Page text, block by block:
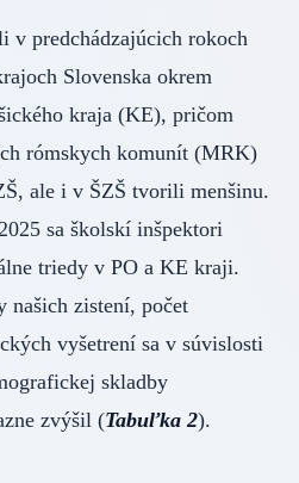
v predchádzajúcich rokoch
Slovenska okrem
kraja (KE), pričom
rómskych komunít (MRK)
ale i v ŠZŠ tvorili menšinu.
sa školskí inšpektori
triedy v PO a KE kraji.
našich zistení, počet
vyšetrení sa v súvislosti
skladby
zvýšil (Tabuľka 2).